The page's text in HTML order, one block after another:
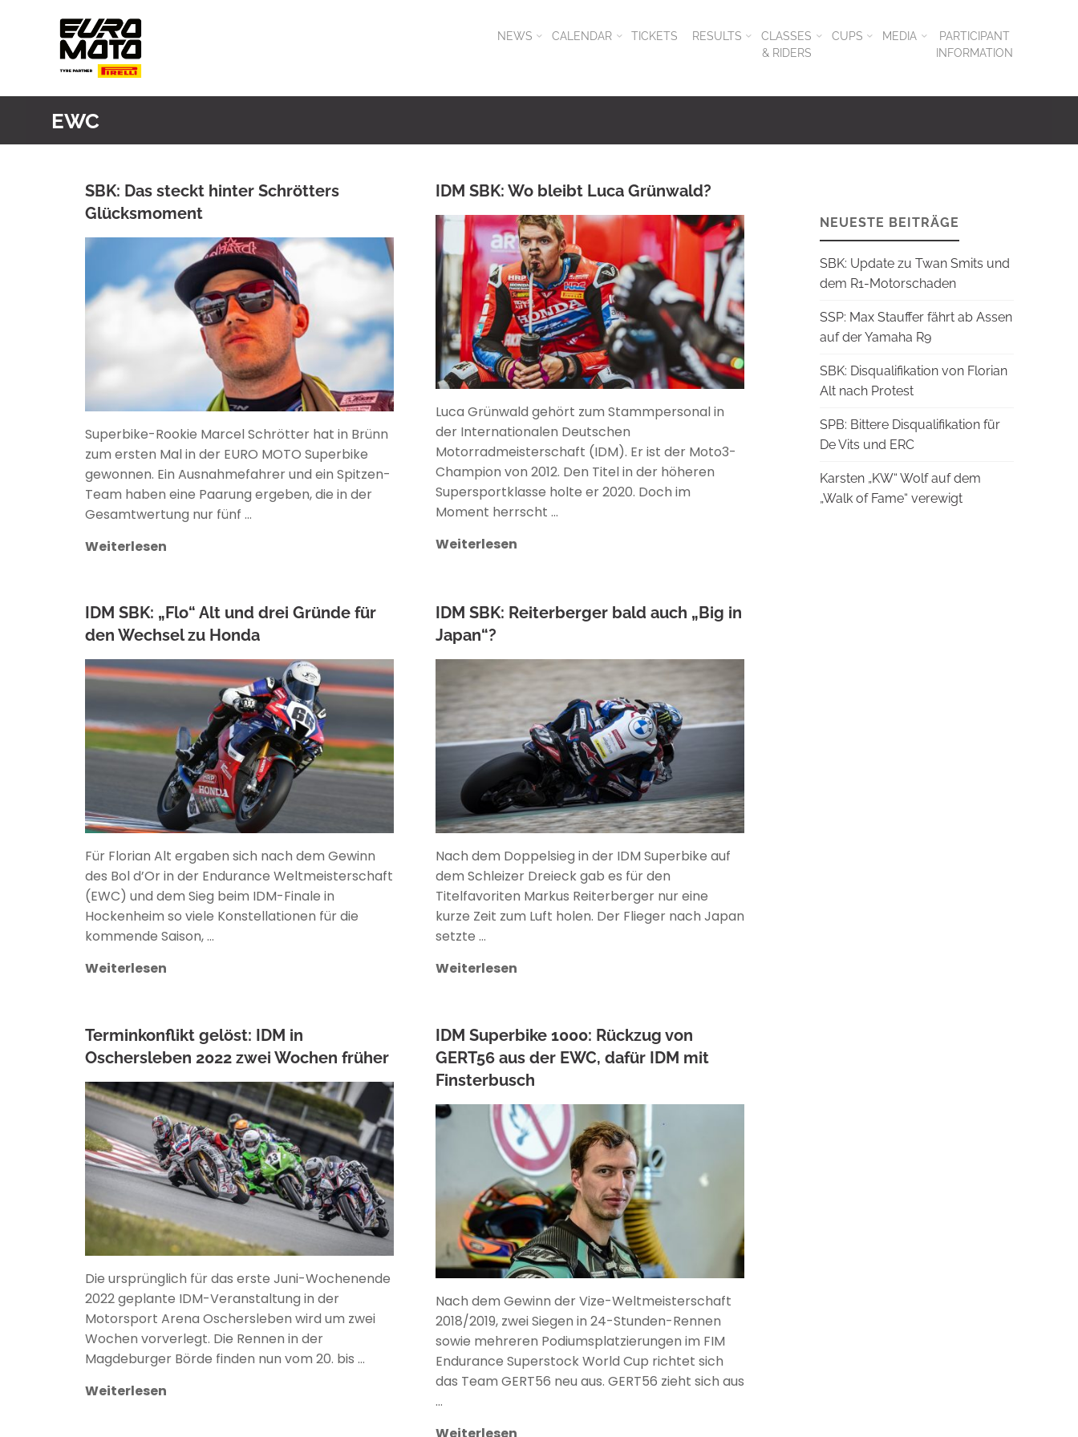
NEWS CALENDAR TICKETS RESULTS
CLASSES
& RIDERS
CUPS MEDIA
PARTICIPANT
INFORMATION
EWC
SBK: Das steckt hinter Schrötters
Glücksmoment
Superbike-Rookie Marcel Schrötter hat in Brünn
zum ersten Mal in der EURO MOTO Superbike
gewonnen. Ein Ausnahmefahrer und ein Spitzen-
Team haben eine Paarung ergeben, die in der
Gesamtwertung nur fünf …
Weiterlesen
IDM SBK: Wo bleibt Luca Grünwald?
ANKE WIECZOREK
Luca Grünwald gehört zum Stammpersonal in
der Internationalen Deutschen
Motorradmeisterschaft (IDM). Er ist der Moto3-
Champion von 2012. Den Titel in der höheren
Supersportklasse holte er 2020. Doch im
Moment herrscht …
Weiterlesen
IDM SBK: „Flo“ Alt und drei Gründe für
den Wechsel zu Honda
Für Florian Alt ergaben sich nach dem Gewinn
des Bol d’Or in der Endurance Weltmeisterschaft
(EWC) und dem Sieg beim IDM-Finale in
Hockenheim so viele Konstellationen für die
kommende Saison, …
Weiterlesen
IDM SBK: Reiterberger bald auch „Big in
Japan“?
ANKE WIECZOREK
Nach dem Doppelsieg in der IDM Superbike auf
dem Schleizer Dreieck gab es für den
Titelfavoriten Markus Reiterberger nur eine
kurze Zeit zum Luft holen. Der Flieger nach Japan
setzte …
Weiterlesen
Terminkonflikt gelöst: IDM in
Oschersleben 2022 zwei Wochen früher
ANKE WIECZOREK
Die ursprünglich für das erste Juni-Wochenende
2022 geplante IDM-Veranstaltung in der
Motorsport Arena Oschersleben wird um zwei
Wochen vorverlegt. Die Rennen in der
Magdeburger Börde finden nun vom 20. bis …
Weiterlesen
IDM Superbike 1000: Rückzug von
GERT56 aus der EWC, dafür IDM mit
Finsterbusch
ANKE WIECZOREK
Nach dem Gewinn der Vize-Weltmeisterschaft
2018/2019, zwei Siegen in 24-Stunden-Rennen
sowie mehreren Podiumsplatzierungen im FIM
Endurance Superstock World Cup richtet sich
das Team GERT56 neu aus. GERT56 zieht sich aus
…
Weiterlesen
NEUESTE BEITRÄGE
SBK: Update zu Twan Smits und
dem R1-Motorschaden
SSP: Max Stauffer fährt ab Assen
auf der Yamaha R9
SBK: Disqualifikation von Florian
Alt nach Protest
SPB: Bittere Disqualifikation für
De Vits und ERC
Karsten „KW“ Wolf auf dem
„Walk of Fame“ verewigt